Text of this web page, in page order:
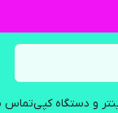
و دستگاه کپیتماس